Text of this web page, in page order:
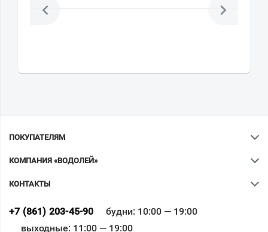
ПОКУПАТЕЛЯМ
КОМПАНИЯ «ВОДОЛЕЙ»
КОНТАКТЫ
+7 (861) 203-45-90
будни: 10:00 — 19:00
выходные: 11:00 — 19:00